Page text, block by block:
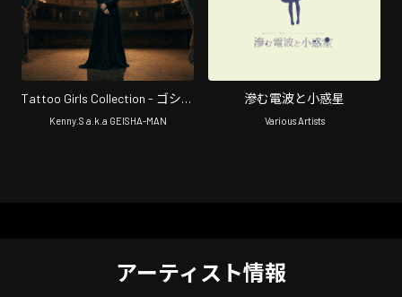
Tattoo Girls Collection - ゴシッ
クシリーズ Vol.6
Kenny.S a.k.a GEISHA-MAN
滲む電波と小惑星
Various Artists
アーティスト情報